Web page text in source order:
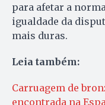
para afetar a
igualdade da
mais duras.
Leia também:
Carruagem de
encontrada na